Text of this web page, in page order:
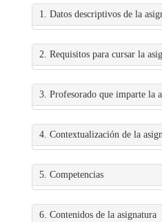
1. Datos descriptivos de la
2. Requisitos para cursar la
3. Profesorado que imparte la
4. Contextualización de la
5. Competencias
6. Contenidos de la asignatura